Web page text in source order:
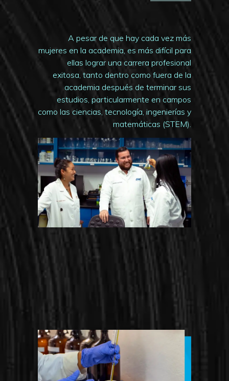
A pesar de que hay cada vez más
mujeres en la academia, es más difícil para
ellas lograr una carrera profesional
exitosa, tanto dentro como fuera de la
academia después de terminar sus
estudios, particularmente en campos
como las ciencias, tecnología, ingenierías y
matemáticas (STEM).